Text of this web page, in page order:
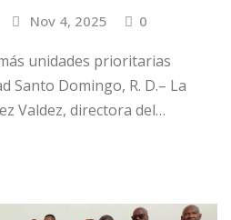
Nov 4, 2025 0
unidades prioritarias
Santo Domingo, R. D.– La
Valdez, directora del…